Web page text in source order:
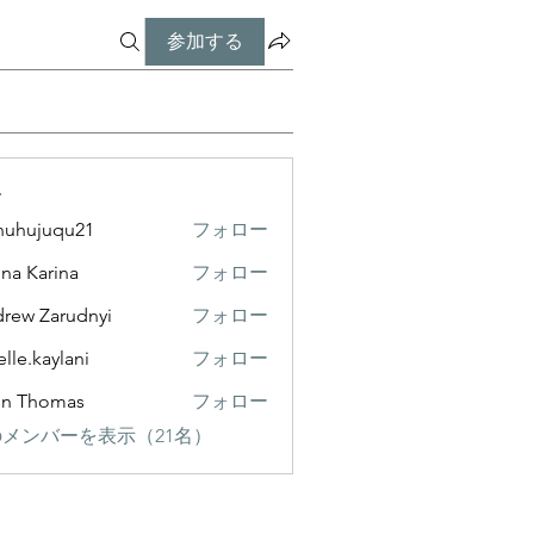
参加する
フォロー
Karina
フォロー
Zarudnyi
フォロー
フォロー
Thomas
フォロー
ンバーを表示（21名）